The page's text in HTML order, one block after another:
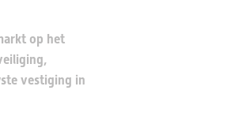
op het
vestiging in